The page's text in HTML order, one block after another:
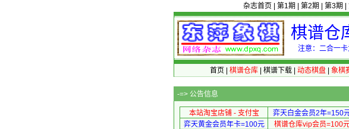
杂志首页 第1期 第2期 第3期
棋谱仓
注意：二合一
首页 棋谱仓库| 棋谱下载| 动态棋盘| 象棋
-=> 公告信息
本站淘宝店铺 - 支付宝 弈天白金会员2年=150
弈天黄金会员年卡=100元
棋谱仓库vip会员=100